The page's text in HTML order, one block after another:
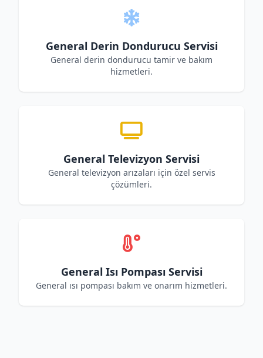
General Derin Dondurucu Servisi
General derin dondurucu tamir ve bakım
hizmetleri.
General Televizyon Servisi
General televizyon arızaları için özel servis
çözümleri.
General Isı Pompası Servisi
General ısı pompası bakım ve onarım hizmetleri.